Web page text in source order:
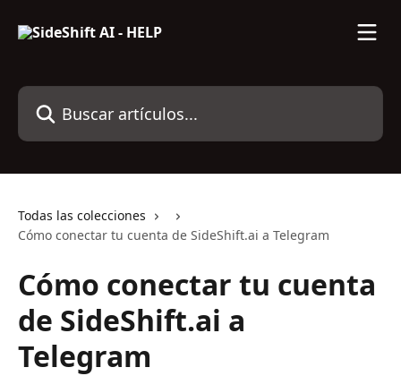
Buscar artículos...
Todas las colecciones
Cómo conectar tu cuenta de SideShift.ai a Telegram
Cómo conectar tu cuenta
de SideShift.ai a
Telegram